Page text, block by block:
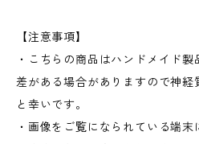
【注意事項】
・こちらの商品はハンドメイド
差がある場合がありますので神経
と幸いです。
・画像をご覧になられている端